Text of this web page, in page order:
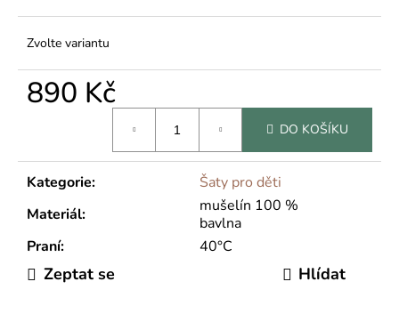
Zvolte variantu
890 Kč
DO KOŠÍKU
Kategorie:
Šaty pro děti
Materiál:
mušelín 100 %
bavlna
Praní: 40°C
Zeptat se Hlídat